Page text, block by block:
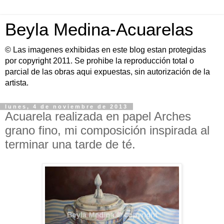
Beyla Medina-Acuarelas
© Las imagenes exhibidas en este blog estan protegidas
por copyright 2011. Se prohibe la reproducción total o
parcial de las obras aqui expuestas, sin autorización de la
artista.
lunes, 4 de noviembre de 2013
Acuarela realizada en papel Arches
grano fino, mi composición inspirada al
terminar una tarde de té.